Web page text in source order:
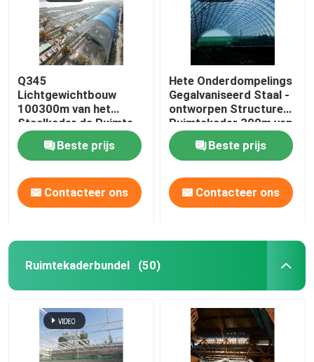
Q345
Lichtgewichtbouw
100300m van het
Staalkader de Ruimte
Grote Spanwijdte van
het KadernetBeste prijs
Contacteer ons
Hete Onderdompelings
Gegalvaniseerd Staal -
ontworpen Structureel
Ruimtekader 300m van
de Gebouwenboog
Beste prijs
Contacteer ons
Ruimtekaderbundel (50)